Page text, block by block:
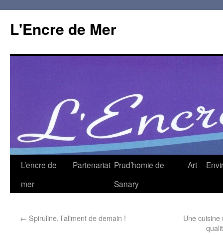
L'Encre de Mer
L’encre de
mer
Partenariat Prud’homie de
Sanary
Art
← Spiruline, l’aliment de demain !
Une